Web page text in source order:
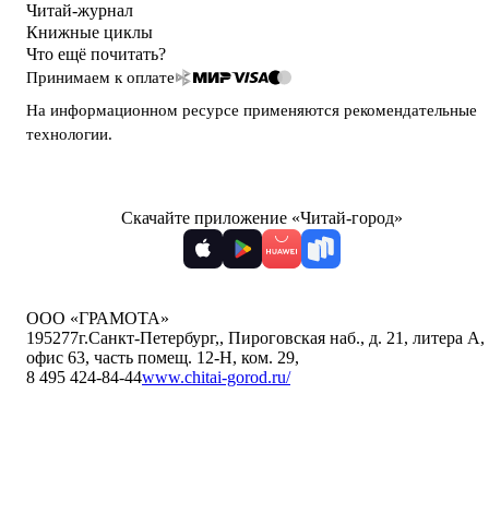
Читай-журнал
Книжные циклы
Что ещё почитать?
Принимаем к оплате
На информационном ресурсе применяются рекомендательные
технологии.
Скачайте приложение «Читай-город»
ООО «ГРАМОТА»
195277г.Санкт-Петербург,, Пироговская наб., д. 21, литера А,
офис 63, часть помещ. 12-Н, ком. 29,
8 495 424-84-44www.chitai-gorod.ru/